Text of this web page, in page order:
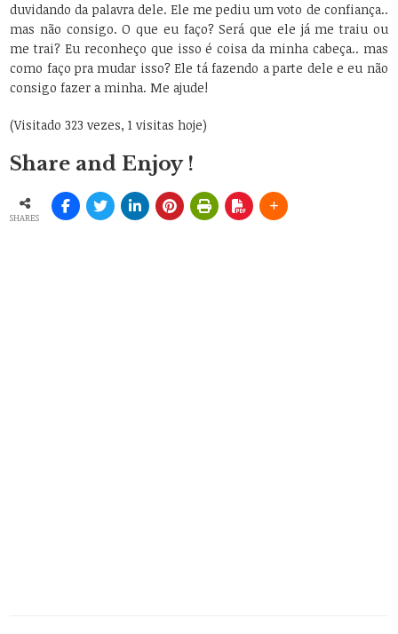
duvidando da palavra dele. Ele me pediu um voto de confiança..
mas não consigo. O que eu faço? Será que ele já me traiu ou
me trai? Eu reconheço que isso é coisa da minha cabeça.. mas
como faço pra mudar isso? Ele tá fazendo a parte dele e eu não
consigo fazer a minha. Me ajude!
(Visitado 323 vezes, 1 visitas hoje)
Share and Enjoy !
SHARES